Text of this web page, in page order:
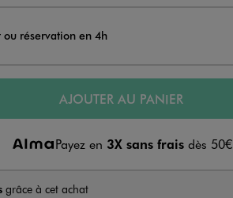
ou réservation en 4h
AJOUTER AU PANIER
Payez en 3X sans fraisdès 50€
grâce à cet achat